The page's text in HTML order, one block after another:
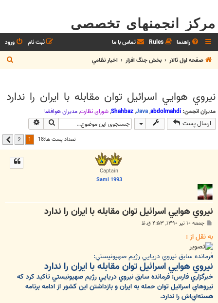
مرکز انجمنهای تخصصی
راهنما Rules تماس با ما ورود
ثبت نام
صفحه اول تالار
بخش جنگ افزار اخبار نظامي
ج
س
جنيروي هوايي اسرائيل توان مقابله با ايران را ندارد
مدیران انجمن: abdolmahdi
,
Java
,
Shahbaz
,شوراي نظارت,مديران هوافضا
ارسال پست جستجو
تعداد پست ها:18 2 بعدی
Captain
Sami 1993
نيروي هوايي اسرائيل توان مقابله با ايران را ندارد
پ
ت
جمعه ۱۰ تیر ۱۳۹۰, ۴:۵۳ ق.ظ
به نقل از :
فرمانده سابق نيروي دريايي رژيم صهيونيستي:
نيروي هوايي اسرائيل توان مقابله با ايران را ندارد
خبرگزاري فارس: فرمانده سابق نيروي دريايي رژيم صهيونيستي تأكيد كرد كه
نيروهاي اسرائيل توان حمله به ايران و بازداشتن اين كشور از ادامه برنامه
هسته‌اي‌اش را ندارد.